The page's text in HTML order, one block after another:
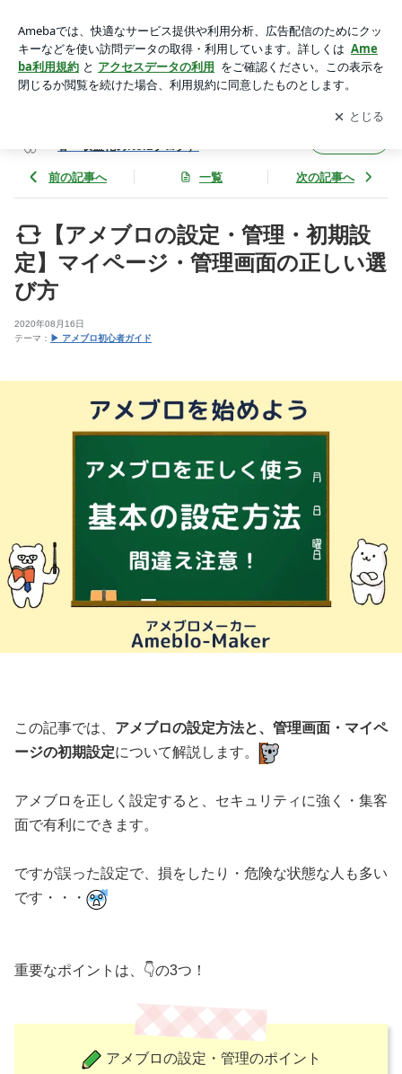
正しい選び方 | あめっくま＠アメブロメーカー（アメブロ集
客・収益化のNo.1ブログ）
アプリをダウンロードして ブログの更新通知
を受け取りまし
ょう。
開く
客・収益化のNo.1ブログ）
前の記事へ 一覧 次の記事へ
【アメブロの設定・管理・初期設
定】マイページ・管理画面の正しい選
び方
2020年08月16日
テーマ： ▶ アメブロ初心者ガイド
この記事では、 アメブロの設定方法と、管理画面・マイペ
ージの初期設定について解説します。
アメブロを正しく設定すると、セキュリティに強く・集客
面で有利にできます。
ですが誤った設定で、損をしたり・危険な状態な人も多い
です・・・
重要なポイントは、👇の3つ！
アメブロの設定・管理のポイント